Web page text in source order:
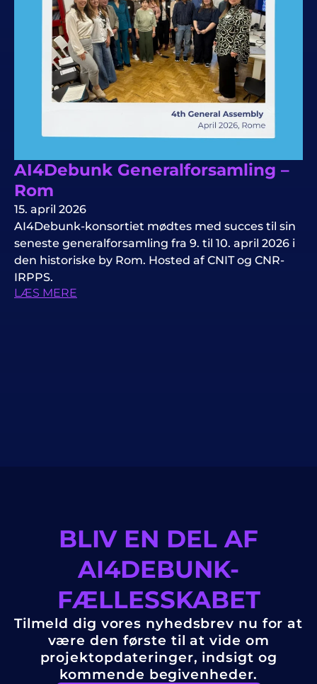
AI4Debunk Generalforsamling –
Rom
15. april 2026
AI4Debunk-konsortiet mødtes med succes til sin
seneste generalforsamling fra 9. til 10. april 2026 i
den historiske by Rom. Hosted af CNIT og CNR-
IRPPS.
LÆS MERE
BLIV EN DEL AF
AI4DEBUNK-
FÆLLESSKABET
Tilmeld dig vores nyhedsbrev nu for at
være den første til at vide om
projektopdateringer, indsigt og
kommende begivenheder.